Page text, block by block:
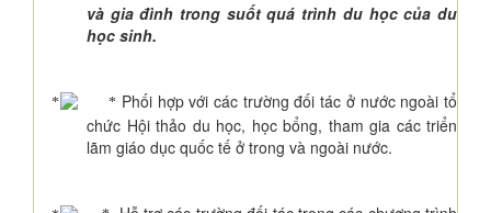
và gia đình trong suốt quá trình du học của du
học sinh.
* Phối hợp với các trường đối tác ở nước ngoài tổ
chức Hội thảo du học, học bổng, tham gia các triển
lãm giáo dục quốc tế ở trong và ngoài nước.